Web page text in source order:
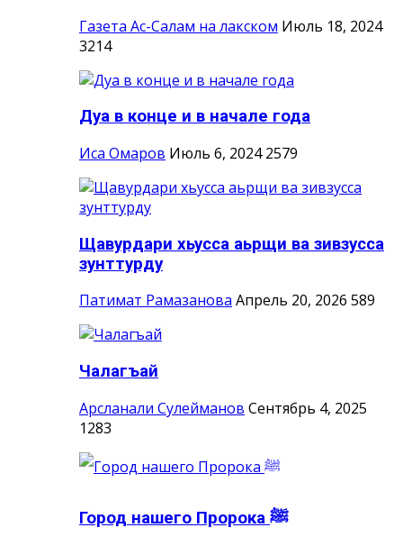
Газета Ас-Салам на лакском Июль 18, 2024
3214
Дуа в конце и в начале года
Иса Омаров Июль 6, 2024 2579
Щавурдари хьусса аьрщи ва зивзусса
зунттурду
Патимат Рамазанова Апрель 20, 2026 589
Чалагъай
Арсланали Сулейманов Сентябрь 4, 2025
1283
Город нашего Пророка ‎ﷺ